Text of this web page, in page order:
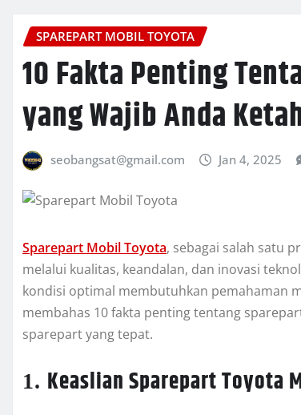
SPAREPART MOBIL TOYOTA
10 Fakta Penting
yang Wajib Anda
seobangsat@gmail.com Jan 4, 2025
Sparepart Mobil Toyota, sebagai salah satu
melalui kualitas, keandalan, dan inovasi
kondisi optimal membutuhkan pemahaman
membahas 10 fakta penting tentang
sparepart yang tepat.
1. Keaslian Sparepart Toyota